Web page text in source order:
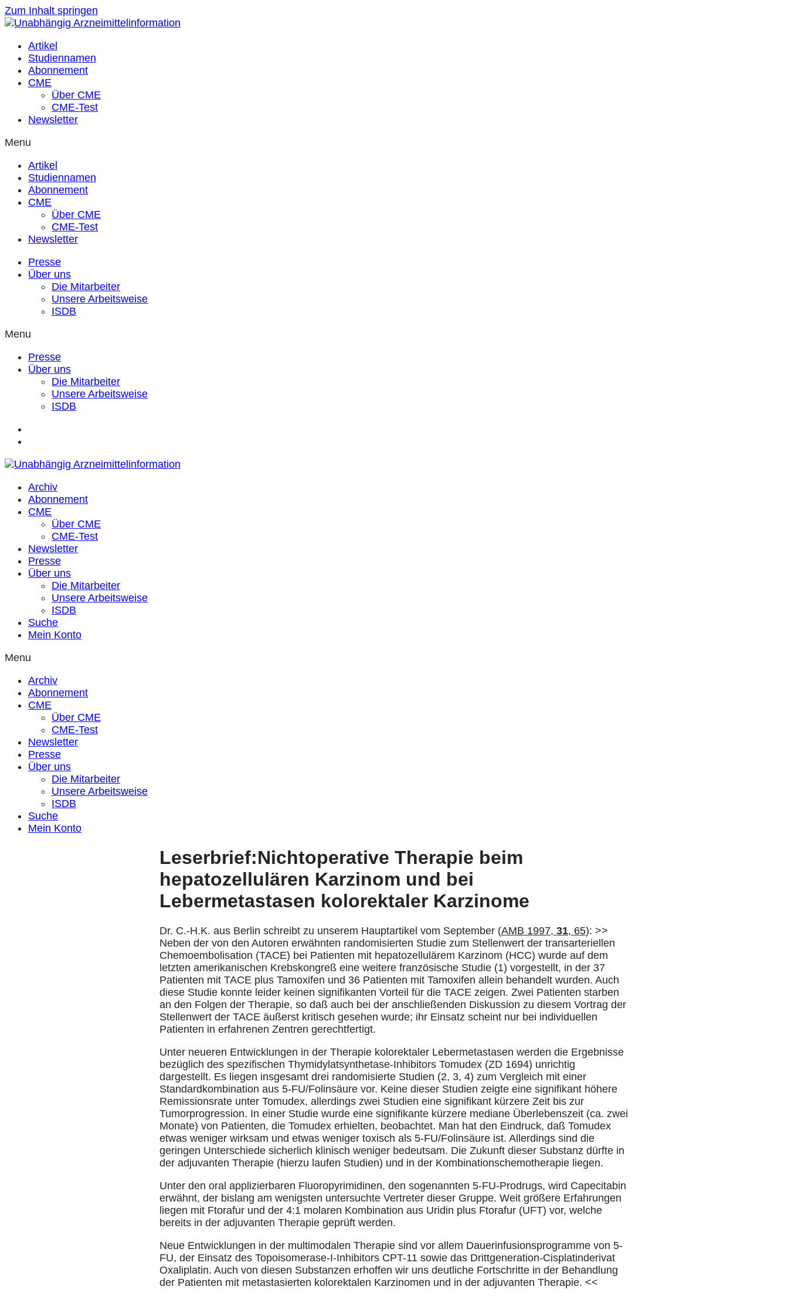
Zum Inhalt springen
Artikel
Studiennamen
Abonnement
CME
Über CME
CME-Test
Newsletter
Menu
Artikel
Studiennamen
Abonnement
CME
Über CME
CME-Test
Newsletter
Presse
Über uns
Die Mitarbeiter
Unsere Arbeitsweise
ISDB
Menu
Presse
Über uns
Die Mitarbeiter
Unsere Arbeitsweise
ISDB
Archiv
Abonnement
CME
Über CME
CME-Test
Newsletter
Presse
Über uns
Die Mitarbeiter
Unsere Arbeitsweise
ISDB
Suche
Mein Konto
Menu
Archiv
Abonnement
CME
Über CME
CME-Test
Newsletter
Presse
Über uns
Die Mitarbeiter
Unsere Arbeitsweise
ISDB
Suche
Mein Konto
Leserbrief:Nichtoperative Therapie beim
hepatozellulären Karzinom und bei
Lebermetastasen kolorektaler Karzinome
Dr. C.-H.K. aus Berlin schreibt zu unserem Hauptartikel vom September (AMB 1997, 31, 65): >>
Neben der von den Autoren erwähnten randomisierten Studie zum Stellenwert der transarteriellen
Chemoembolisation (TACE) bei Patienten mit hepatozellulärem Karzinom (HCC) wurde auf dem
letzten amerikanischen Krebskongreß eine weitere französische Studie (1) vorgestellt, in der 37
Patienten mit TACE plus Tamoxifen und 36 Patienten mit Tamoxifen allein behandelt wurden. Auch
diese Studie konnte leider keinen signifikanten Vorteil für die TACE zeigen. Zwei Patienten starben
an den Folgen der Therapie, so daß auch bei der anschließenden Diskussion zu diesem Vortrag der
Stellenwert der TACE äußerst kritisch gesehen wurde; ihr Einsatz scheint nur bei individuellen
Patienten in erfahrenen Zentren gerechtfertigt.
Unter neueren Entwicklungen in der Therapie kolorektaler Lebermetastasen werden die Ergebnisse
bezüglich des spezifischen Thymidylatsynthetase-Inhibitors Tomudex (ZD 1694) unrichtig
dargestellt. Es liegen insgesamt drei randomisierte Studien (2, 3, 4) zum Vergleich mit einer
Standardkombination aus 5-FU/Folinsäure vor. Keine dieser Studien zeigte eine signifikant höhere
Remissionsrate unter Tomudex, allerdings zwei Studien eine signifikant kürzere Zeit bis zur
Tumorprogression. In einer Studie wurde eine signifikante kürzere mediane Überlebenszeit (ca. zwei
Monate) von Patienten, die Tomudex erhielten, beobachtet. Man hat den Eindruck, daß Tomudex
etwas weniger wirksam und etwas weniger toxisch als 5-FU/Folinsäure ist. Allerdings sind die
geringen Unterschiede sicherlich klinisch weniger bedeutsam. Die Zukunft dieser Substanz dürfte in
der adjuvanten Therapie (hierzu laufen Studien) und in der Kombinationschemotherapie liegen.
Unter den oral applizierbaren Fluoropyrimidinen, den sogenannten 5-FU-Prodrugs, wird Capecitabin
erwähnt, der bislang am wenigsten untersuchte Vertreter dieser Gruppe. Weit größere Erfahrungen
liegen mit Ftorafur und der 4:1 molaren Kombination aus Uridin plus Ftorafur (UFT) vor, welche
bereits in der adjuvanten Therapie geprüft werden.
Neue Entwicklungen in der multimodalen Therapie sind vor allem Dauerinfusionsprogramme von 5-
FU, der Einsatz des Topoisomerase-I-Inhibitors CPT-11 sowie das Drittgeneration-Cisplatinderivat
Oxaliplatin. Auch von diesen Substanzen erhoffen wir uns deutliche Fortschritte in der Behandlung
der Patienten mit metastasierten kolorektalen Karzinomen und in der adjuvanten Therapie. <<